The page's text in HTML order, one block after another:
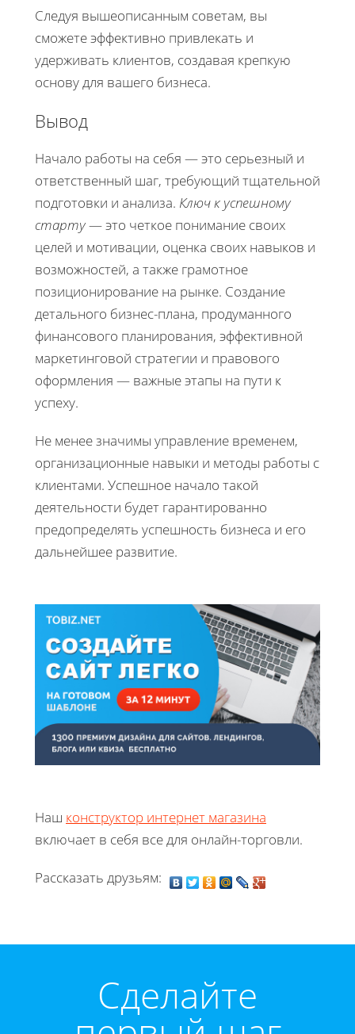
Следуя вышеописанным советам, вы
сможете эффективно привлекать и
удерживать клиентов, создавая крепкую
основу для вашего бизнеса.
Вывод
Начало работы на себя — это серьезный и
ответственный шаг, требующий тщательной
подготовки и анализа. Ключ к успешному
старту— это четкое понимание своих
целей и мотивации, оценка своих навыков и
возможностей, а также грамотное
позиционирование на рынке. Создание
детального бизнес-плана, продуманного
финансового планирования, эффективной
маркетинговой стратегии и правового
оформления — важные этапы на пути к
успеху.
Не менее значимы управление временем,
организационные навыки и методы работы с
клиентами. Успешное начало такой
деятельности будет гарантированно
предопределять успешность бизнеса и его
дальнейшее развитие.
Наш конструктор интернет магазина
включает в себя все для онлайн-торговли.
Рассказать друзьям:
Cделайте